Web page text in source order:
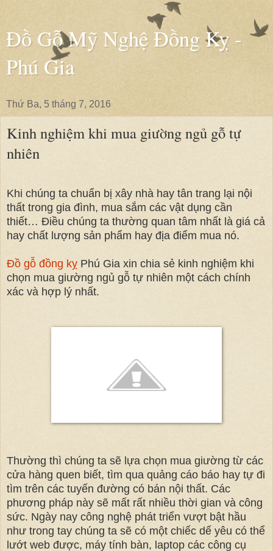
Đồ Gỗ Mỹ Nghệ Đồng Kỵ -
Phú Gia
Thứ Ba, 5 tháng 7, 2016
Kinh nghiệm khi mua giường ngủ gỗ tự
nhiên
Khi chúng ta chuẩn bị xây nhà hay tân trang lại nội
thất trong gia đình, mua sắm các vật dụng cần
thiết… Điều chúng ta thường quan tâm nhất là giá cả
hay chất lượng sản phẩm hay địa điểm mua nó.
Đồ gỗ đồng kỵ Phú Gia xin chia sẻ kinh nghiệm khi
chọn mua giường ngủ gỗ tự nhiên một cách chính
xác và hợp lý nhất.
Thường thì chúng ta sẽ lựa chọn mua giường từ các
cửa hàng quen biết, tìm qua quảng cáo báo hay tự đi
tìm trên các tuyến đường có bán nội thất. Các
phương pháp này sẽ mất rất nhiều thời gian và công
sức. Ngày nay công nghệ phát triển vượt bật hầu
như trong tay chúng ta sẽ có một chiếc dế yêu có thể
lướt web được, máy tính bàn, laptop các công cụ